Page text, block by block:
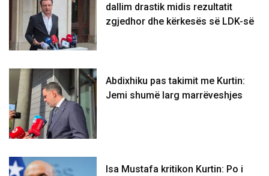
dallim drastik midis rezultatit
zgjedhor dhe kërkesës së LDK-së
Abdixhiku pas takimit me Kurtin:
Jemi shumë larg marrëveshjes
Isa Mustafa kritikon Kurtin: Po i